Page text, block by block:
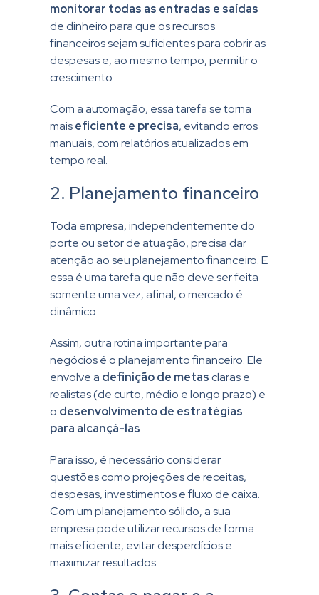
monitorar todas as entradas e saídas
de dinheiro para que os recursos
financeiros sejam suficientes para cobrir as
despesas e, ao mesmo tempo, permitir o
crescimento.
Com a automação, essa tarefa se torna
maiseficiente e precisa, evitando erros
manuais, com relatórios atualizados em
tempo real.
2. Planejamento financeiro
Toda empresa, independentemente do
porte ou setor de atuação, precisa dar
atenção ao seu planejamento financeiro. E
essa é uma tarefa que não deve ser feita
somente uma vez, afinal, o mercado é
dinâmico.
Assim, outra rotina importante para
negócios é o planejamento financeiro. Ele
envolve a definição de metas claras e
realistas (de curto, médio e longo prazo) e
o desenvolvimento de estratégias
para alcançá-las.
Para isso, é necessário considerar
questões como projeções de receitas,
despesas, investimentos e fluxo de caixa.
Com um planejamento sólido, a sua
empresa pode utilizar recursos de forma
mais eficiente, evitar desperdícios e
maximizar resultados.